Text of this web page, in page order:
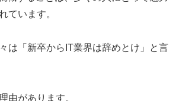
ています。
は「新卒からIT業界は辞めとけ」と言
由があります。